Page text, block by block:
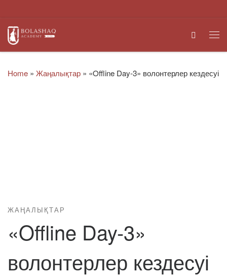
Search
Home » Жаңалықтар » «Offline Day-3» волонтерлер кездесуі
ЖАҢАЛЫҚТАР
«Offline Day-3»
волонтерлер кездесуі